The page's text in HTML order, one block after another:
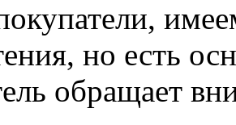
но есть
обращает